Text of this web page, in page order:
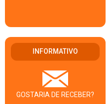
INFORMATIVO
GOSTARIA DE RECEBER?